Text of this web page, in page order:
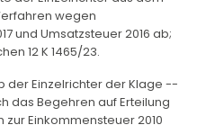
wegen
und Umsatzsteuer 2016 ab;
12 K 1465/23.
der Einzelrichter der Klage --
das Begehren auf Erteilung
Einkommensteuer 2010